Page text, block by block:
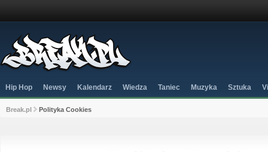
Hip Hop Newsy Kalendarz Wiedza Taniec Muzyka Sztuka
Break.pl Polityka Cookies